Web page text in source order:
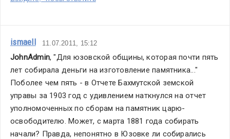
ismaell 11.07.2011, 15:12
JohnAdmin, "Для юзовской общины, которая почти пять
лет собирала деньги на изготовление памятника..."
Поболее чем пять - в Отчете Бахмутской земской
управы за 1903 год с удивлением наткнулся на отчет
уполномоченных по сборам на памятник царю-
освободителю. Может, с марта 1881 года собирать
начали? Правда, непонятно в Юзовке ли собирались